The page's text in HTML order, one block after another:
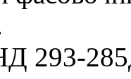
293-